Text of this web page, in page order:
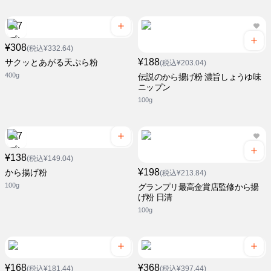
¥308(税込¥332.64)
サクッとあがる天ぷら粉
400g
¥188(税込¥203.04)
伝説のから揚げ粉 濃旨しょうゆ味
ニップン
100g
¥138(税込¥149.04)
から揚げ粉
100g
¥198(税込¥213.84)
グランプリ最高金賞店監修から揚
げ粉 日清
100g
¥168(税込¥181.44) ¥368(税込¥397.44)